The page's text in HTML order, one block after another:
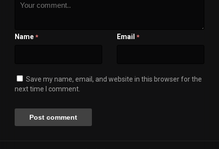
Name * Email *
Save my name, email, and website in this browser for the
next time I comment.